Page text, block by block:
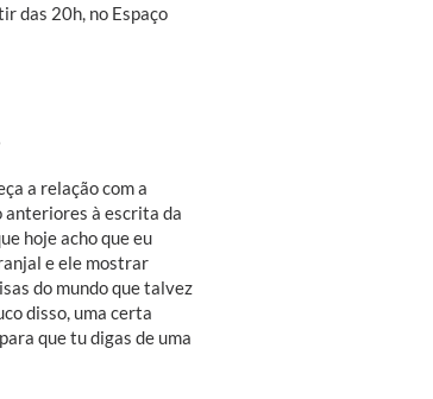
das 20h, no Espaço
a relação com a
anteriores à escrita da
hoje acho que eu
e ele mostrar
do mundo que talvez
disso, uma certa
que tu digas de uma